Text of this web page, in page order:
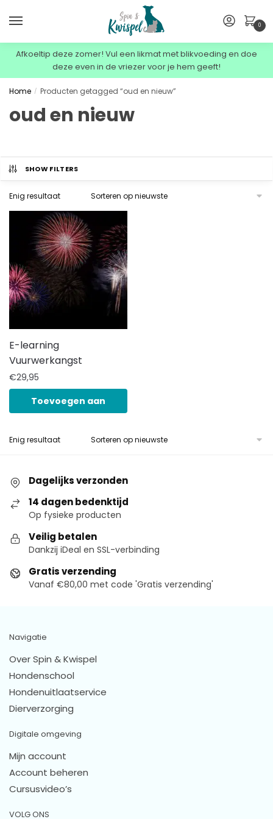
0
Afkoeltip deze zomer! Vul een likmat met blikvoeding en doe
deze even in de vriezer voor je hem geeft!
Home / Producten getagged “oud en nieuw”
oud en nieuw
SHOW FILTERS
Enig resultaat
E-learning
Vuurwerkangst
€29,95
Toevoegen aan
Enig resultaat
Dagelijks verzonden
14 dagen bedenktijd
Op fysieke producten
Veilig betalen
Dankzij iDeal en SSL-verbinding
Gratis verzending
Vanaf €80,00 met code 'Gratis verzending'
Navigatie
Over Spin & Kwispel
Hondenschool
Hondenuitlaatservice
Dierverzorging
Digitale omgeving
Mijn account
Account beheren
Cursusvideo’s
VOLG ONS